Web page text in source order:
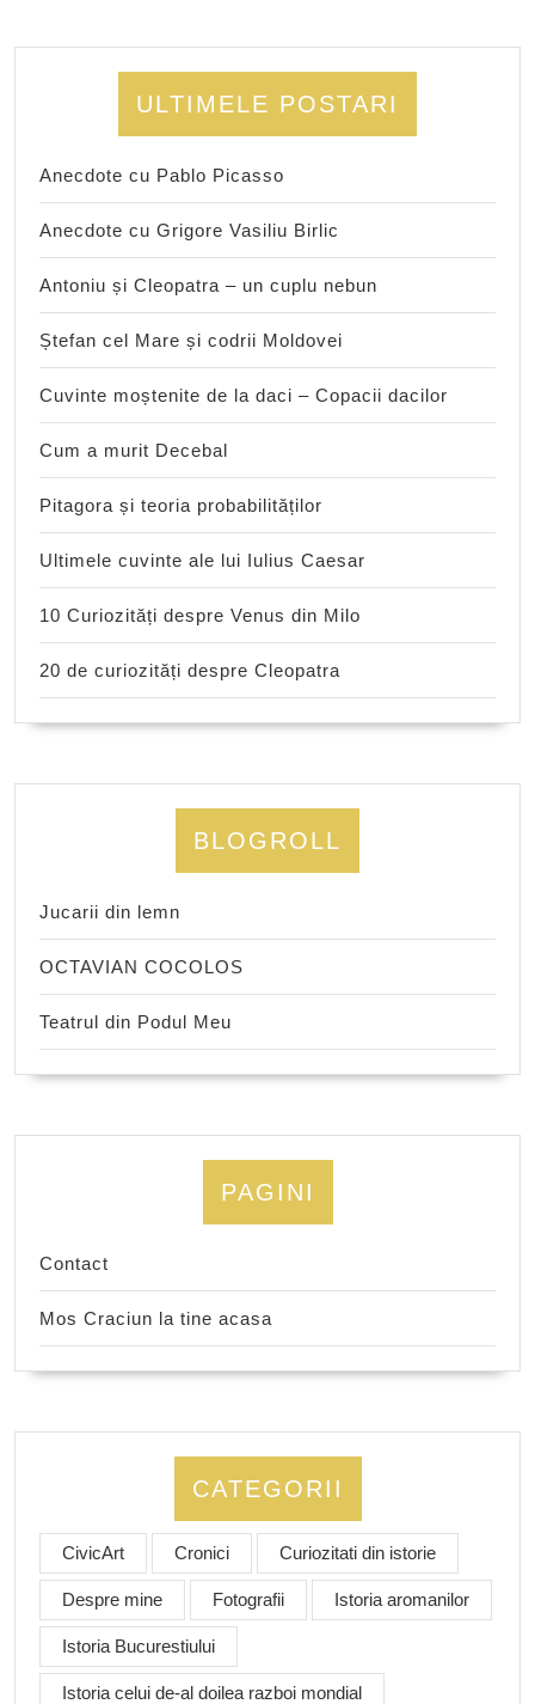
ULTIMELE POSTARI
Anecdote cu Pablo Picasso
Anecdote cu Grigore Vasiliu Birlic
Antoniu și Cleopatra – un cuplu nebun
Ștefan cel Mare și codrii Moldovei
Cuvinte moștenite de la daci – Copacii dacilor
Cum a murit Decebal
Pitagora și teoria probabilităților
Ultimele cuvinte ale lui Iulius Caesar
10 Curiozități despre Venus din Milo
20 de curiozități despre Cleopatra
BLOGROLL
Jucarii din lemn
OCTAVIAN COCOLOS
Teatrul din Podul Meu
PAGINI
Contact
Mos Craciun la tine acasa
CATEGORII
CivicArt Cronici Curiozitati din istorie
Despre mine Fotografii Istoria aromanilor
Istoria Bucurestiului
Istoria celui de-al doilea razboi mondial